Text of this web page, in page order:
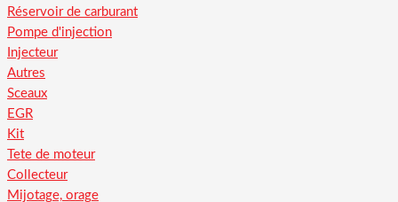
Réservoir de carburant
Pompe d'injection
Injecteur
Autres
Sceaux
EGR
Kit
Tete de moteur
Collecteur
Mijotage, orage